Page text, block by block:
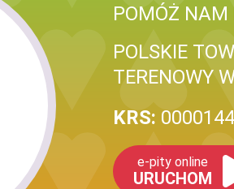
POMÓŻ NAM
POLSKIE
TERENOWY
KRS:
e-pity online
URUCHOM